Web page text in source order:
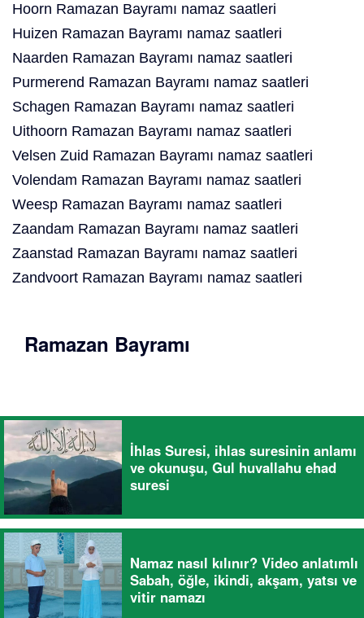
Hoorn Ramazan Bayramı namaz saatleri
Huizen Ramazan Bayramı namaz saatleri
Naarden Ramazan Bayramı namaz saatleri
Purmerend Ramazan Bayramı namaz saatleri
Schagen Ramazan Bayramı namaz saatleri
Uithoorn Ramazan Bayramı namaz saatleri
Velsen Zuid Ramazan Bayramı namaz saatleri
Volendam Ramazan Bayramı namaz saatleri
Weesp Ramazan Bayramı namaz saatleri
Zaandam Ramazan Bayramı namaz saatleri
Zaanstad Ramazan Bayramı namaz saatleri
Zandvoort Ramazan Bayramı namaz saatleri
Ramazan Bayramı
İhlas Suresi, ihlas suresinin anlamı
ve okunuşu, Gul huvallahu ehad
suresi
Namaz nasıl kılınır? Video anlatımlı
Sabah, öğle, ikindi, akşam, yatsı ve
vitir namazı